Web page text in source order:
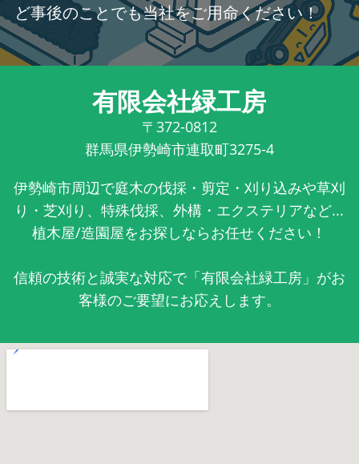
ど事後のことでも当社をご用命ください！
有限会社緑工房
〒372-0812
群馬県伊勢崎市連取町3275-4
伊勢崎市周辺で庭木の伐採・剪定・刈り込みや草刈
り・芝刈り、特殊伐採、外構・エクステリアなど...
植木屋/造園屋をお探しならお任せください！
信頼の技術と誠実な対応で「有限会社緑工房」がお
客様のご要望にお応えします。